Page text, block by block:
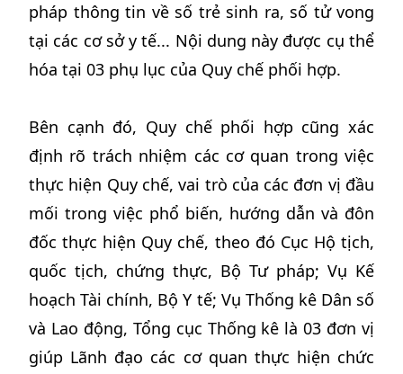
pháp thông tin về số trẻ sinh ra, số tử vong
tại các cơ sở y tế... Nội dung này được cụ thể
hóa tại 03 phụ lục của Quy chế phối hợp.
Bên cạnh đó, Quy chế phối hợp cũng xác
định rõ trách nhiệm các cơ quan trong việc
thực hiện Quy chế, vai trò của các đơn vị đầu
mối trong việc phổ biến, hướng dẫn và đôn
đốc thực hiện Quy chế, theo đó Cục Hộ tịch,
quốc tịch, chứng thực, Bộ Tư pháp; Vụ Kế
hoạch Tài chính, Bộ Y tế; Vụ Thống kê Dân số
và Lao động, Tổng cục Thống kê là 03 đơn vị
giúp Lãnh đạo các cơ quan thực hiện chức